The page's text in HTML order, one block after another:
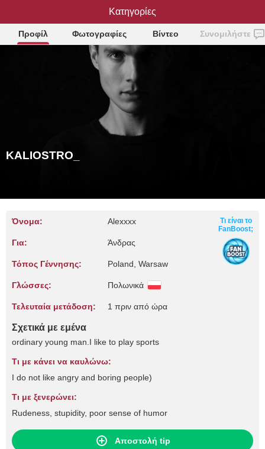
KALIOSTRO_
Προφίλ Φωτογραφίες Βίντεο Συνομιλήστε
KALIOSTRO_
Όνομα: Alexxxx
Για: Άνδρας
Τόπος Γέννησης: Poland, Warsaw
Γλώσσες: Πολωνικά
Τελευταία μετάδοση: 1 πριν από ώρα
Τι είναι το
FanBoost;
Σχετικά με εμένα
ordinary young man.I like to play sports
Τι με κάνει να καυλώνω:
I do not like angry and boring people)
Τι με ξενερώνει:
Rudeness, stupidity, poor sense of humor
Αποστολή tip
Κατηγορίες